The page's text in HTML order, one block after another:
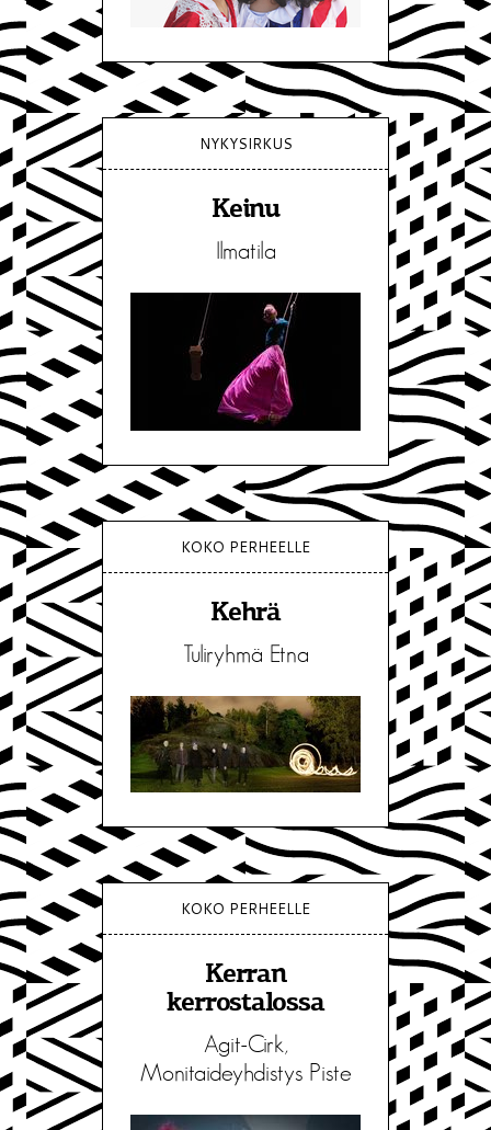
KOKO PERHEELLE
Kehrä
Tuliryhmä Etna
NYKYSIRKUS
Keinu
Ilmatila
KOKO PERHEELLE
Kerran
kerrostalossa
Agit-Cirk,
Monitaideyhdistys Piste